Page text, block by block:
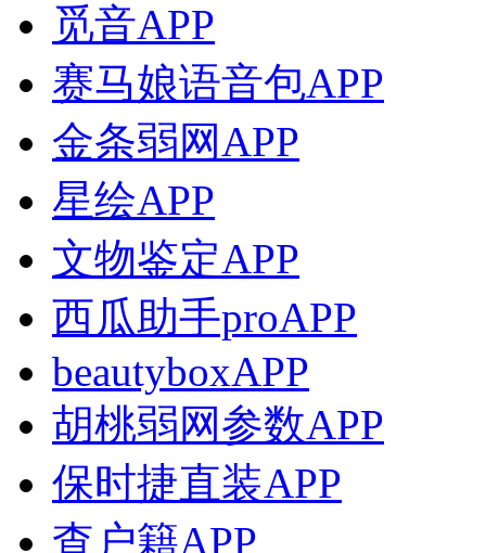
觅音APP
赛马娘语音包APP
金条弱网APP
星绘APP
文物鉴定APP
西瓜助手proAPP
beautyboxAPP
胡桃弱网参数APP
保时捷直装APP
查户籍APP